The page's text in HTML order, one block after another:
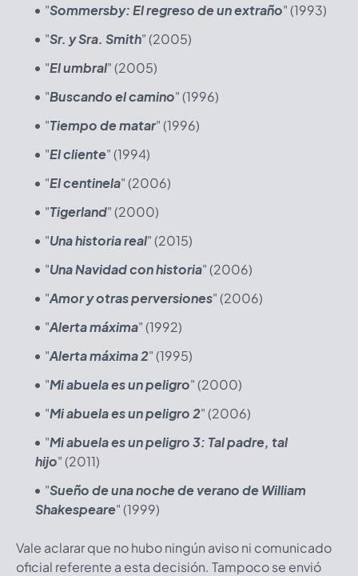
"Sommersby: El regreso de un extraño" (1993)
"Sr. y Sra. Smith" (2005)
"El umbral" (2005)
"Buscando el camino" (1996)
"Tiempo de matar" (1996)
"El cliente" (1994)
"El centinela" (2006)
"Tigerland" (2000)
"Una historia real" (2015)
"Una Navidad con historia" (2006)
"Amor y otras perversiones" (2006)
"Alerta máxima" (1992)
"Alerta máxima 2" (1995)
"Mi abuela es un peligro" (2000)
"Mi abuela es un peligro 2" (2006)
"Mi abuela es un peligro 3: Tal padre, tal
hijo" (2011)
"Sueño de una noche de verano de William
Shakespeare" (1999)
Vale aclarar que no hubo ningún aviso ni comunicado
oficial referente a esta decisión. Tampoco se envió